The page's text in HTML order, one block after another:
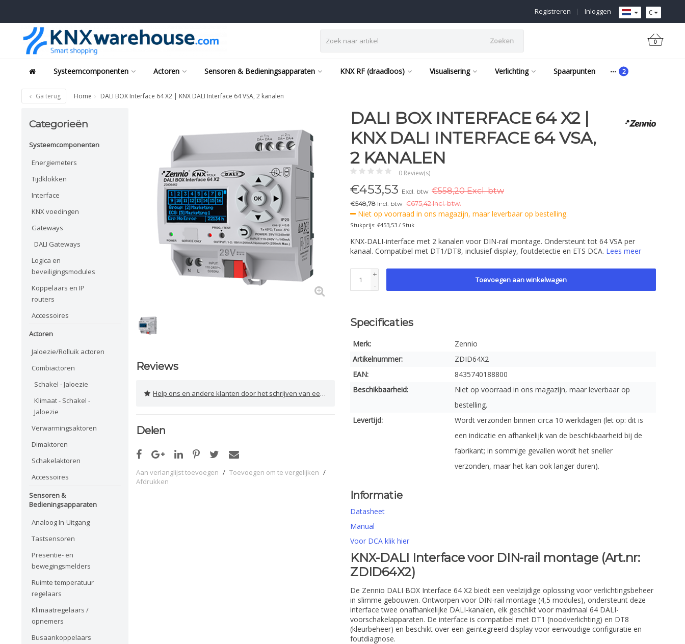
€
Inloggen
|
Registreren
Zoeken 0
Systeemcomponenten Actoren Sensoren & Bedieningsapparaten KNX RF (draadloos) Visualisering Verlichting Spaarpunten
Ga terug Home DALI BOX Interface 64 X2 | KNX DALI Interface 64 VSA, 2 kanalen
Categorieën
Systeemcomponenten
Energiemeters
Tijdklokken
Interface
KNX voedingen
Gateways
DALI Gateways
Logica en
beveiligingsmodules
Koppelaars en IP
routers
Accessoires
Actoren
Jaloezie/Rolluik actoren
Combiactoren
Schakel - Jaloezie
Klimaat - Schakel -
Jaloezie
Verwarmingsaktoren
Dimaktoren
Schakelaktoren
Accessoires
Sensoren &
Bedieningsapparaten
Analoog In-Uitgang
Tastsensoren
Presentie- en
bewegingsmelders
Ruimte temperatuur
regelaars
Klimaatregelaars /
opnemers
Busaankoppelaars
Reviews
Help ons en andere klanten door het schrijven van een review
Delen
Aan verlanglijst toevoegen / Toevoegen om te vergelijken /
Afdrukken
DALI BOX INTERFACE 64 X2 |
KNX DALI INTERFACE 64 VSA,
2 KANALEN
0 Review(s)
€453,53 Excl. btw €558,20 Excl. btw
€548,78 Incl. btw €675,42 Incl. btw.
Niet op voorraad in ons magazijn, maar leverbaar op bestelling.
Stukprijs: €453,53 / Stuk
KNX-DALI-interface met 2 kanalen voor DIN-rail montage. Ondersteunt tot 64 VSA per
kanaal. Compatibel met DT1/DT8, inclusief display, foutdetectie en ETS DCA. Lees meer
+
-
Toevoegen aan winkelwagen
Specificaties
Merk:
Zennio
Artikelnummer:
ZDID64X2
EAN:
8435740188800
Beschikbaarheid:
Niet op voorraad in ons magazijn, maar leverbaar op
bestelling.
Levertijd:
Wordt verzonden binnen circa 10 werkdagen (let op: dit is
een indicatie en afhankelijk van de beschikbaarheid bij de
fabrikant; in sommige gevallen wordt het sneller
verzonden, maar het kan ook langer duren).
Informatie
Datasheet
Manual
Voor DCA klik hier
KNX-DALI Interface voor DIN-rail montage (Art.nr:
ZDID64X2)
De Zennio DALI BOX Interface 64 X2 biedt een veelzijdige oplossing voor verlichtingsbeheer
in slimme gebouwen. Ontworpen voor DIN-rail montage (4,5 modules), ondersteunt deze
interface twee onafhankelijke DALI-kanalen, elk geschikt voor maximaal 64 DALI-
voorschakelapparaten. De interface is compatibel met DT1 (noodverlichting) en DT8
(kleurbeheer) en beschikt over een geïntegreerd display voor eenvoudige configuratie en
foutdiagnose.